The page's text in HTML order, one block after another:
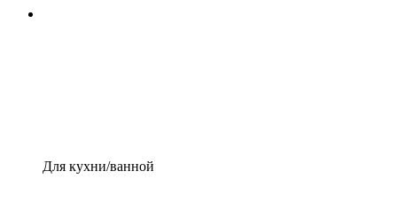
Для кухни/ванной